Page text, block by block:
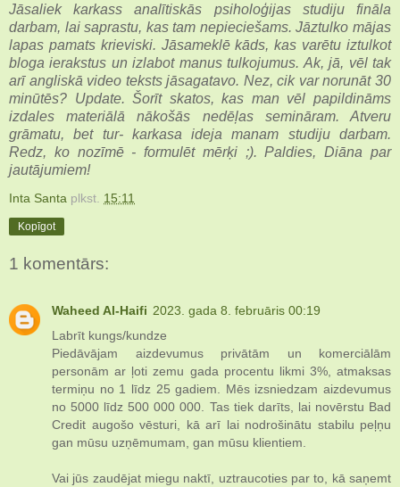
Jāsaliek karkass analītiskās psiholoģijas studiju fināla
darbam, lai saprastu, kas tam nepieciešams. Jāztulko mājas
lapas pamats krieviski. Jāsameklē kāds, kas varētu iztulkot
bloga ierakstus un izlabot manus tulkojumus. Ak, jā, vēl tak
arī angliskā video teksts jāsagatavo. Nez, cik var norunāt 30
minūtēs? Update. Šorīt skatos, kas man vēl papildināms
izdales materiālā nākošās nedēļas semināram. Atveru
grāmatu, bet tur- karkasa ideja manam studiju darbam.
Redz, ko nozīmē - formulēt mērķi ;). Paldies, Diāna par
jautājumiem!
Inta Santa plkst. 15:11
Kopīgot
1 komentārs:
Waheed Al-Haifi 2023. gada 8. februāris 00:19
Labrīt kungs/kundze
Piedāvājam aizdevumus privātām un komerciālām
personām ar ļoti zemu gada procentu likmi 3%, atmaksas
termiņu no 1 līdz 25 gadiem. Mēs izsniedzam aizdevumus
no 5000 līdz 500 000 000. Tas tiek darīts, lai novērstu Bad
Credit augošo vēsturi, kā arī lai nodrošinātu stabilu peļņu
gan mūsu uzņēmumam, gan mūsu klientiem.
Vai jūs zaudējat miegu naktī, uztraucoties par to, kā saņemt